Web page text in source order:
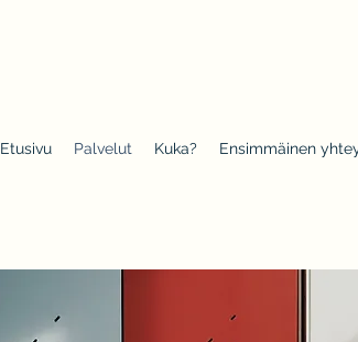
Etusivu Palvelut Kuka? Ensimmäinen